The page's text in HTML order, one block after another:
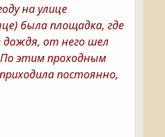
на улице
была площадка, где
дождя, от него шел
По этим проходным
постоянно,